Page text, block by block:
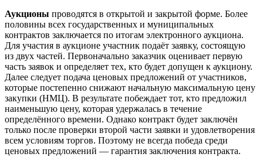
Аукционы проводятся в открытой и закрытой форме. Более
половины всех государственных и муниципальных
контрактов заключается по итогам электронного аукциона.
Для участия в аукционе участник подаёт заявку, состоящую
из двух частей. Первоначально заказчик оценивает первую
часть заявок и определяет тех, кто будет допущен к аукциону.
Далее следует подача ценовых предложений от участников,
которые постепенно снижают начальную максимальную цену
закупки (НМЦ). В результате побеждает тот, кто предложил
наименьшую цену, которая удержалась в течение
определённого времени. Однако контракт будет заключён
только после проверки второй части заявки и удовлетворения
всем условиям торгов. Поэтому не всегда победа среди
ценовых предложений — гарантия заключения контракта.